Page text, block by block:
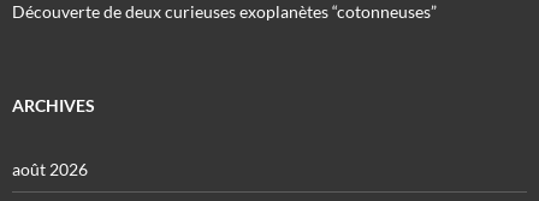
Découverte de deux curieuses exoplanètes “cotonneuses”
ARCHIVES
août 2026